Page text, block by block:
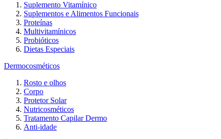
Suplemento Vitamínico
Suplementos e Alimentos Funcionais
Proteínas
Multivitamínicos
Probióticos
Dietas Especiais
Dermocosméticos
Rosto e olhos
Corpo
Protetor Solar
Nutricosméticos
Tratamento Capilar Dermo
Anti-idade